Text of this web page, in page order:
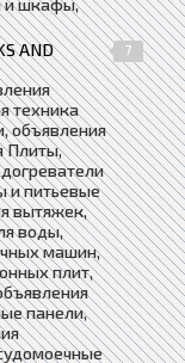
AND
7
техника
объявления
Плиты,
и питьевые
вытяжек,
воды,
машин,
плит,
панели,